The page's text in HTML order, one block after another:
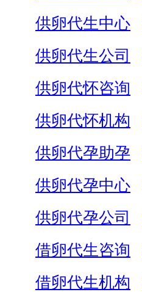
供卵代生中心
供卵代生公司
供卵代怀咨询
供卵代怀机构
供卵代孕助孕
供卵代孕中心
供卵代孕公司
借卵代生咨询
借卵代生机构